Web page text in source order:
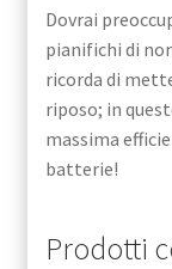
Dovrai
pianifichi di
ricorda di
riposo; in
massima
batterie!
Prodotti